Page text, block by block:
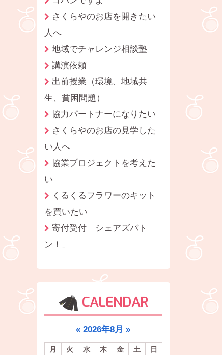
さくらやのお店を開きたい
人へ
地域でチャレンジ相談塾
講演依頼
出前授業（環境、地域共
生、貧困問題）
協力パートナーになりたい
さくらやのお店の見学した
い人へ
協業プロジェクトを考えた
い
くるくるフラワーのキット
を買いたい
寄付受付「シェアズバト
ン！」
CALENDAR
« 2026年8月 »
月 火 水 木 金 土
日